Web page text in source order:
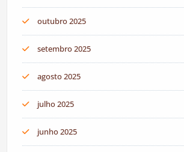
outubro 2025
setembro 2025
agosto 2025
julho 2025
junho 2025